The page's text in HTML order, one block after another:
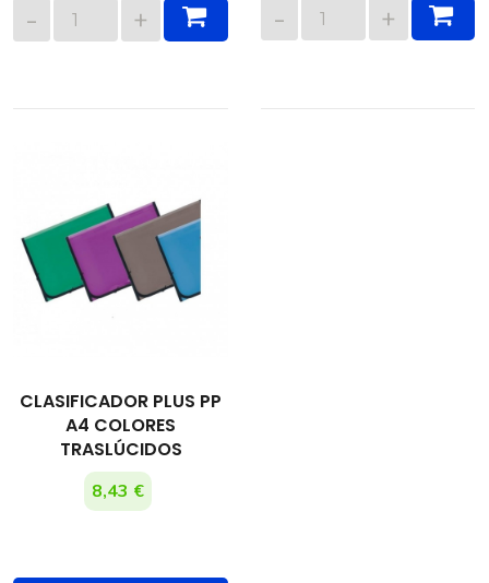
CLASIFICADOR PLUS PP
A4 COLORES
TRASLÚCIDOS
8,43 €